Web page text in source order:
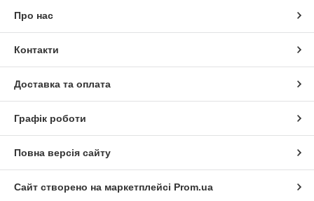
Про нас
Контакти
Доставка та оплата
Графік роботи
Повна версія сайту
Сайт створено на маркетплейсі Prom.ua